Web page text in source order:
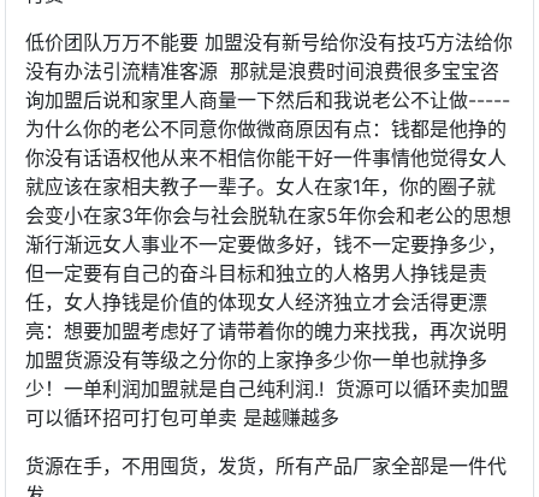
低价团队万万不能要 加盟没有新号给你没有技巧方法给你
没有办法引流精准客源 那就是浪费时间浪费很多宝宝咨
询加盟后说和家里人商量一下然后和我说老公不让做-----
为什么你的老公不同意你做微商原因有点：钱都是他挣的
你没有话语权他从来不相信你能干好一件事情他觉得女人
就应该在家相夫教子一辈子。女人在家1年，你的圈子就
会变小在家3年你会与社会脱轨在家5年你会和老公的思想
渐行渐远女人事业不一定要做多好，钱不一定要挣多少，
但一定要有自己的奋斗目标和独立的人格男人挣钱是责
任，女人挣钱是价值的体现女人经济独立才会活得更漂
亮：想要加盟考虑好了请带着你的魄力来找我，再次说明
加盟货源没有等级之分你的上家挣多少你一单也就挣多
少！一单利润加盟就是自己纯利润.! 货源可以循环卖加盟
可以循环招可打包可单卖 是越赚越多
货源在手，不用囤货，发货，所有产品厂家全部是一件代